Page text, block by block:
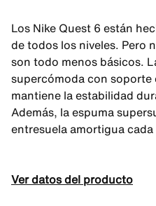
Los Nike Quest 6 están
de todos los niveles. Pero
son todo menos básicos.
supercómoda con soporte
mantiene la estabilidad
Además, la espuma
entresuela amortigua cada
Ver datos del producto